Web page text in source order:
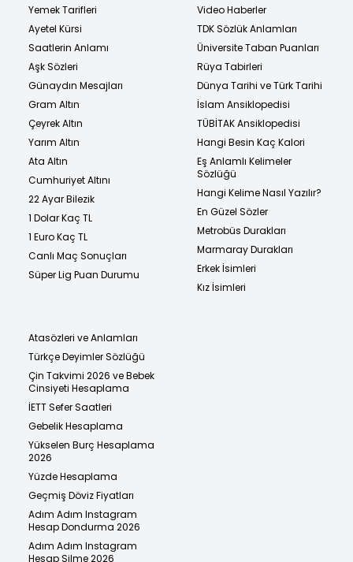
Yemek Tarifleri
Ayetel Kürsi
Saatlerin Anlamı
Aşk Sözleri
Günaydın Mesajları
Gram Altın
Çeyrek Altın
Yarım Altın
Ata Altın
Cumhuriyet Altını
22 Ayar Bilezik
1 Dolar Kaç TL
1 Euro Kaç TL
Canlı Maç Sonuçları
Süper Lig Puan Durumu
Video Haberler
TDK Sözlük Anlamları
Üniversite Taban Puanları
Rüya Tabirleri
Dünya Tarihi ve Türk Tarihi
İslam Ansiklopedisi
TÜBİTAK Ansiklopedisi
Hangi Besin Kaç Kalori
Eş Anlamlı Kelimeler
Sözlüğü
Hangi Kelime Nasıl Yazılır?
En Güzel Sözler
Metrobüs Durakları
Marmaray Durakları
Erkek İsimleri
Kız İsimleri
Atasözleri ve Anlamları
Türkçe Deyimler Sözlüğü
Çin Takvimi 2026 ve Bebek
Cinsiyeti Hesaplama
İETT Sefer Saatleri
Gebelik Hesaplama
Yükselen Burç Hesaplama
2026
Yüzde Hesaplama
Geçmiş Döviz Fiyatları
Adım Adım Instagram
Hesap Dondurma 2026
Adım Adım Instagram
Hesap Silme 2026